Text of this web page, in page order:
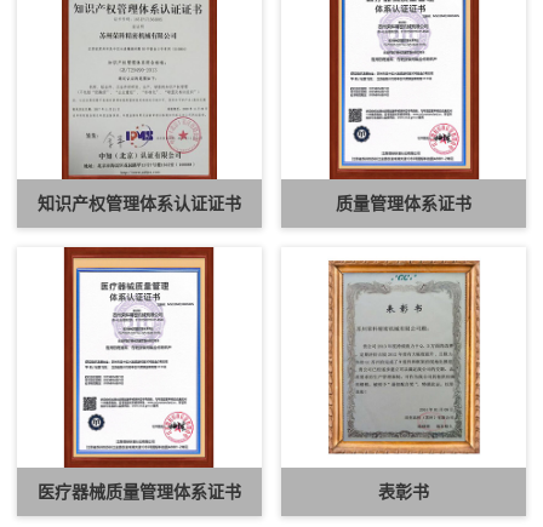
知识产权管理体系认证证书 质量管理体系证书
医疗器械质量管理体系证书 表彰书